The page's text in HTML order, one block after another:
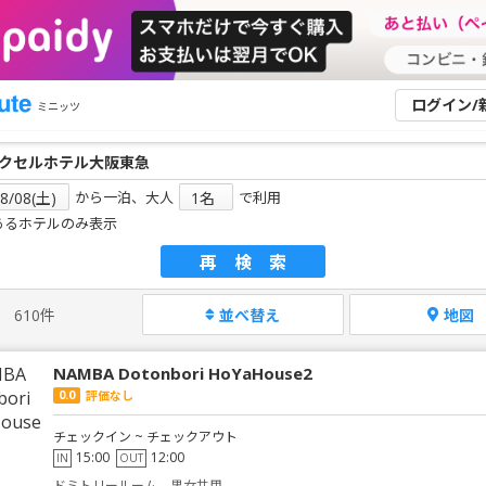
ミニッツ ログイン/
から一泊、大人
で利用
るホテルのみ表示
再検索
610件 並べ替え 地図
NAMBA Dotonbori HoYaHouse2
0.0 評価なし
チェックイン ~ チェックアウト
IN 15:00 OUT 12:00